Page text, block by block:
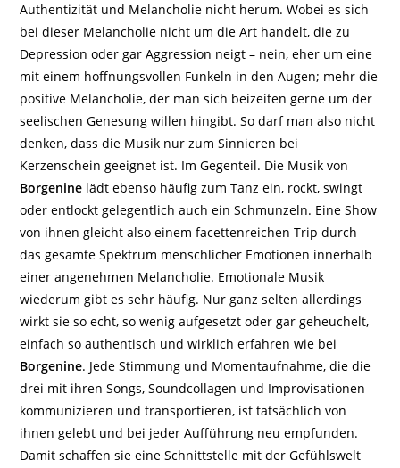
Authentizität und Melancholie nicht herum. Wobei es sich
bei dieser Melancholie nicht um die Art handelt, die zu
Depression oder gar Aggression neigt – nein, eher um eine
mit einem hoffnungsvollen Funkeln in den Augen; mehr die
positive Melancholie, der man sich beizeiten gerne um der
seelischen Genesung willen hingibt. So darf man also nicht
denken, dass die Musik nur zum Sinnieren bei
Kerzenschein geeignet ist. Im Gegenteil. Die Musik von
Borgenine lädt ebenso häufig zum Tanz ein, rockt, swingt
oder entlockt gelegentlich auch ein Schmunzeln. Eine Show
von ihnen gleicht also einem facettenreichen Trip durch
das gesamte Spektrum menschlicher Emotionen innerhalb
einer angenehmen Melancholie. Emotionale Musik
wiederum gibt es sehr häufig. Nur ganz selten allerdings
wirkt sie so echt, so wenig aufgesetzt oder gar geheuchelt,
einfach so authentisch und wirklich erfahren wie bei
Borgenine. Jede Stimmung und Momentaufnahme, die die
drei mit ihren Songs, Soundcollagen und Improvisationen
kommunizieren und transportieren, ist tatsächlich von
ihnen gelebt und bei jeder Aufführung neu empfunden.
Damit schaffen sie eine Schnittstelle mit der Gefühlswelt